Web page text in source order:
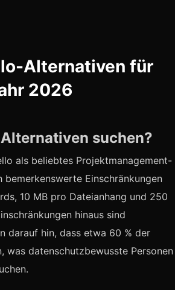
Alternativen für
2026
suchen?
als beliebtes Projektmanagement-
Einschränkungen
10 MB pro Dateianhang und 250
hinaus sind
darauf hin, dass etwa 60 % der
datenschutzbewusste Personen